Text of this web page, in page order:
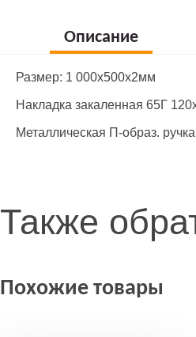
Описание
Размер: 1 000х500х2мм
Накладка закаленная 65Г
Металлическая П-образ.
Также
Похожие товары